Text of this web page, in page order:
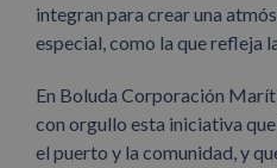
integran para crear una
especial, como la que refleja
En Boluda Corporación
con orgullo esta iniciativa
el puerto y la comunidad, y